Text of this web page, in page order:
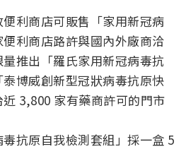
利商店可販售「家用新冠病
利商店路許與國內外廠商洽
推出「羅氏家用新冠病毒抗
博威創新型冠狀病毒抗原快
3,800 家有藥商許可的門市
抗原自我檢測套組」採一盒 5